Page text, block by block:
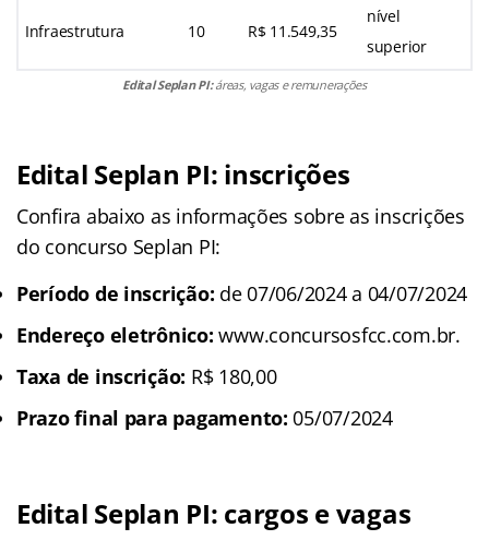
Infraestrutura 10 R$ 11.549,35
nível
superior
EditalSeplan PI:áreas, vagas e remunerações
Edital Seplan PI: inscrições
Confira abaixo as informações sobre as inscrições
do concurso Seplan PI:
Período de inscrição: de 07/06/2024 a 04/07/2024
Endereço eletrônico: www.concursosfcc.com.br.
Taxa de inscrição: R$ 180,00
Prazo final para pagamento: 05/07/2024
Edital Seplan PI: cargos e vagas